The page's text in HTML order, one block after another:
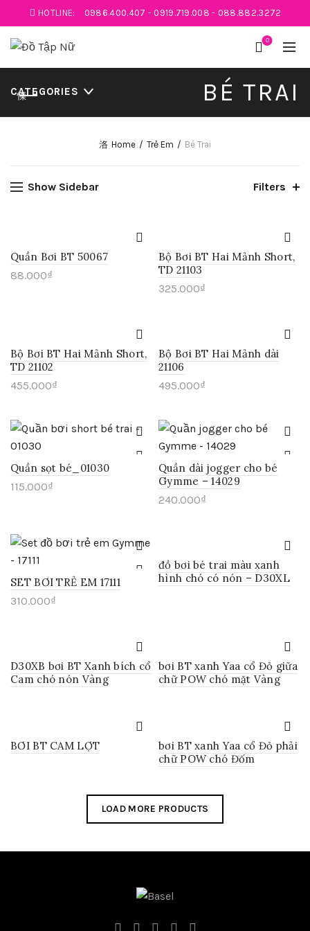
HOTLINE: 0986.400.407 - 0919.719.008 - 088.882.3272
0
BÉ TRAI
CATEGORIES
Home Trẻ Em Bé Trai
Show Sidebar Filters
Quần Bơi BT 50067
88.000₫
Bộ Bơi BT Hai Mảnh Short,
TD 21103
325.000₫
Bộ Bơi BT Hai Mảnh Short,
TD 21102
455.000₫
Bộ Bơi BT Hai Mảnh dài
21106
495.000₫
Quần sọt bé_01030
115.000₫
Quần dài jogger cho bé
Gymme – 14029
240.000₫
SET BƠI TRẺ EM 17111
310.000₫
đồ bơi bé trai màu xanh
hình chó có nón – D30XL
D30XB bơi BT Xanh bích cổ
Cam chó nón Vàng
bơi BT xanh Yaa cổ Đỏ giữa
chữ POW chó mặt Vàng
BƠI BT CAM LỢT
bơi BT xanh Yaa cổ Đỏ phải
chữ POW chó Đốm
LOAD MORE PRODUCTS